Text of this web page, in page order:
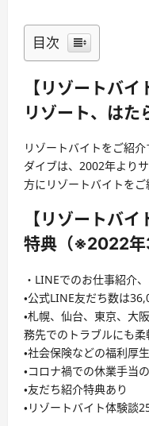
目次
【リゾートバイ
リゾート、はた
リゾートバイトをご紹介
ダイブは、2002年より
方にリゾートバイトをご
【リゾートバイ
特典（※2022年
・LINEでのお仕事紹介
・公式LINE友だち数は
・札幌、仙台、東京、大
務先でのトラブルにも
・社会保険などの福利厚
・コロナ禍での休業手当
・友だち紹介特典あり
・リゾートバイト体験談